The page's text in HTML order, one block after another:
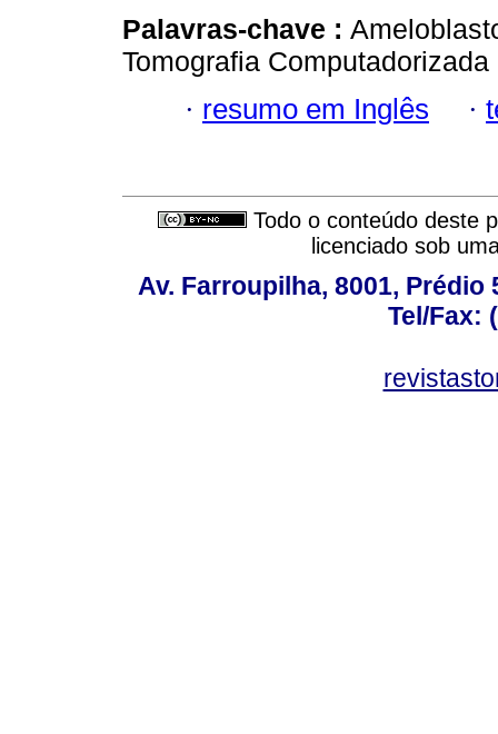
Palavras-chave :
Tomografia
· resumo em Inglês ·
Todo o conteúdo deste
licenciado sob
Av. Farroupilha, 8001, Prédio
Tel/Fax: